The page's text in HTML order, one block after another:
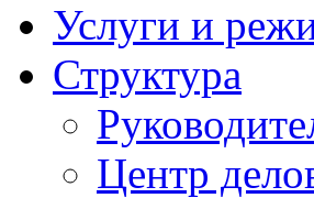
Услуги и
Структура
Центр